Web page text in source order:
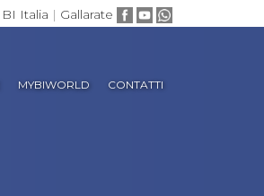
BI Italia | Gallarate
MYBIWORLD CONTATTI